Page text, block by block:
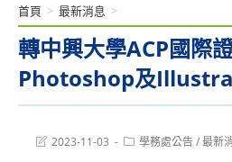
轉中興大學ACP國際
Photoshop及
首頁 > 最新消息 >
Post2023-11-03
Post學務處公告/最新